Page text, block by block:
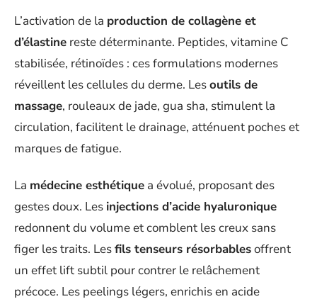
L’activation de la production de collagène et
d’élastine reste déterminante. Peptides, vitamine C
stabilisée, rétinoïdes : ces formulations modernes
réveillent les cellules du derme. Lesoutils de
massage, rouleaux de jade, gua sha, stimulent la
circulation, facilitent le drainage, atténuent poches et
marques de fatigue.
La médecine esthétique a évolué, proposant des
gestes doux. Les injections d’acide hyaluronique
redonnent du volume et comblent les creux sans
figer les traits. Lesfils tenseurs résorbablesoffrent
un effet lift subtil pour contrer le relâchement
précoce. Les peelings légers, enrichis en acide